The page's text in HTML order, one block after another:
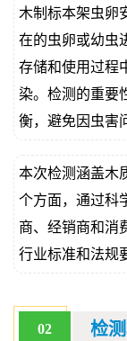
木制标本架虫卵
在的虫卵或幼虫
存储和使用过程
染。检测的重要
衡，避免因虫害
本次检测涵盖木
个方面，通过科
商、经销商和消
行业标准和法规
02 检
价
真
伪
查